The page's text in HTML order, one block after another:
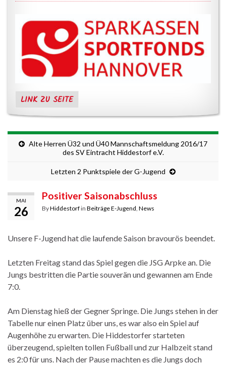
LINK ZU SEITE
Alte Herren Ü32 und Ü40 Mannschaftsmeldung 2016/17
des SV Eintracht Hiddestorf e.V.
Letzten 2 Punktspiele der G-Jugend
MAI
26
Positiver Saisonabschluss
ByHiddestorfin Beiträge E-Jugend, News
Unsere F-Jugend hat die laufende Saison bravourös beendet.
Letzten Freitag stand das Spiel gegen die JSG Arpke an. Die
Jungs bestritten die Partie souverän und gewannen am Ende
7:0.
Am Dienstag hieß der Gegner Springe. Die Jungs stehen in der
Tabelle nur einen Platz über uns, es war also ein Spiel auf
Augenhöhe zu erwarten. Die Hiddestorfer starteten
überzeugend, spielten tollen Fußball und zur Halbzeit stand
es 2:0 für uns. Nach der Pause machten es die Jungs doch